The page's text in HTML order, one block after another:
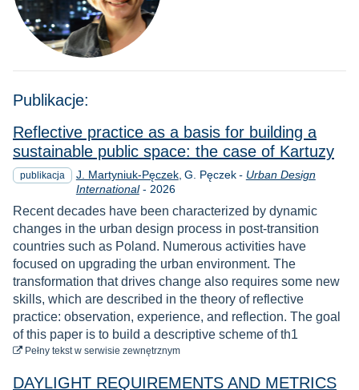
Publikacje:
Reflective practice as a basis for building a
sustainable public space: the case of Kartuzy
publikacja J. Martyniuk-Pęczek G. Pęczek - Urban Design
International- Rok
2026
Recent decades have been characterized by dynamic
changes in the urban design process in post-transition
countries such as Poland. Numerous activities have
focused on upgrading the urban environment. The
transformation that drives change also requires some new
skills, which are described in the theory of reflective
practice: observation, experience, and reflection. The goal
of this paper is to build a descriptive scheme of th1
Pełny tekstdo pobrania
w serwisie zewnętrznym
DAYLIGHT REQUIREMENTS AND METRICS